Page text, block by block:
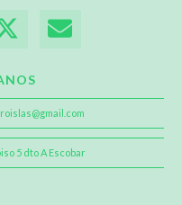
5 dto A Escobar